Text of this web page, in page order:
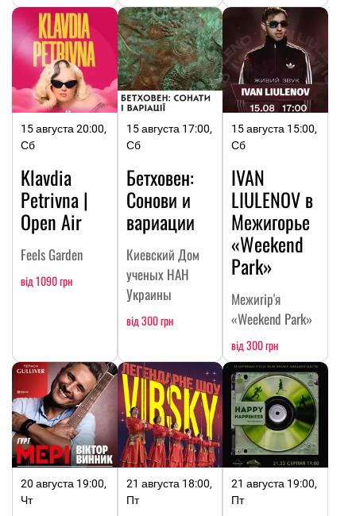
15 августа 20:00,
Сб
Klavdia
Petrivna |
Open Air
Feels Garden
від 1090 грн
15 августа 17:00,
Сб
Бетховен:
Сонови и
вариации
Киевский Дом
ученых НАН
Украины
від 300 грн
15 августа 15:00,
Сб
IVAN
LIULENOV в
Межигорье
«Weekend
Park»
Межигір'я
«Weekend Park»
від 300 грн
20 августа 19:00,
Чт
21 августа 18:00,
Пт
21 августа 19:00,
Пт